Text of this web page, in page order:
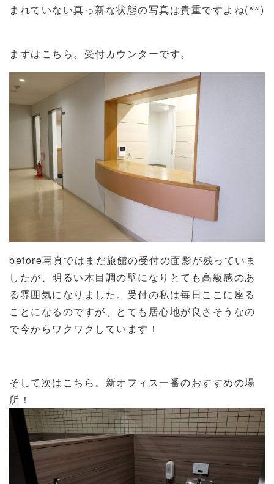
まれていない真っ新な状態の写真は貴重ですよね(^^)
まずはこちら。受付カウンターです。
before写真ではまだ旅館の受付の面影が残っていま
したが、明るい木目調の壁になりとても高級感のあ
る雰囲気になりました。受付の私は毎日ここに座る
ことになるのですが、とても居心地が良さそうなの
で今からワクワクしています！
そして次はこちら。新オフィス一番のおすすめの場
所！